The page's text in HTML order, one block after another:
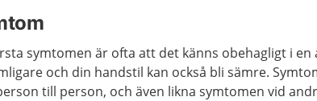
symtomen är ofta att det känns obehagligt i en
och din handstil kan också bli sämre.
till person, och även likna symtomen vid